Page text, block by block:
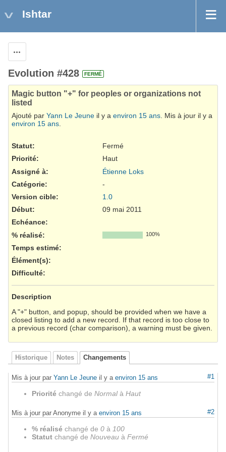
Ishtar
Evolution #428 FERMÉ
Magic button "+" for peoples or organizations not
listed
Ajouté par Yann Le Jeune il y a environ 15 ans. Mis à jour il y a
environ 15 ans.
Statut:
Fermé
Priorité:
Haut
Assigné à:
Étienne Loks
Catégorie:
-
Version cible:
1.0
Début:
09 mai 2011
Echéance:
% réalisé:
100%
Temps estimé:
Élément(s):
Difficulté:
Description
A "+" button, and popup, should be provided when we have a
closed listing to add a new record. If that record is too close to
a previous record (char comparison), a warning must be given.
Historique Notes Changements
#1
Mis à jour par Yann Le Jeune il y a environ 15 ans
Priorité changé de Normalà Haut
#2
Mis à jour par Anonyme il y a environ 15 ans
% réalisé changé de 0 à 100
Statut changé de Nouveau à Fermé